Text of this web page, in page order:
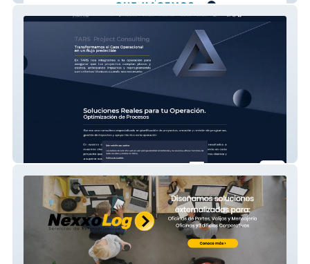
TARS Project Consulting – Desarrollo Web
Integral y Estrategia Digital